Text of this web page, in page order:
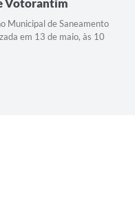
Votorantim
Municipal de Saneamento
em 13 de maio, às 10